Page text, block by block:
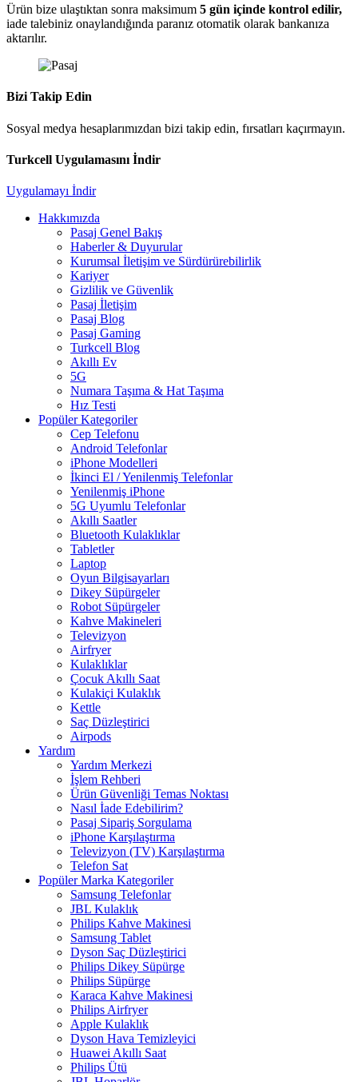
Ürün bize ulaştıktan sonra maksimum 5 gün içinde kontrol edilir,
iade talebiniz onaylandığında paranız otomatik olarak bankanıza
aktarılır.
Bizi Takip Edin
Sosyal medya hesaplarımızdan bizi takip edin, fırsatları kaçırmayın.
Turkcell Uygulamasını İndir
Uygulamayı İndir
Hakkımızda
Pasaj Genel Bakış
Haberler & Duyurular
Kurumsal İletişim ve Sürdürürebilirlik
Kariyer
Gizlilik ve Güvenlik
Pasaj İletişim
Pasaj Blog
Pasaj Gaming
Turkcell Blog
Akıllı Ev
5G
Numara Taşıma & Hat Taşıma
Hız Testi
Popüler Kategoriler
Cep Telefonu
Android Telefonlar
iPhone Modelleri
İkinci El / Yenilenmiş Telefonlar
Yenilenmiş iPhone
5G Uyumlu Telefonlar
Akıllı Saatler
Bluetooth Kulaklıklar
Tabletler
Laptop
Oyun Bilgisayarları
Dikey Süpürgeler
Robot Süpürgeler
Kahve Makineleri
Televizyon
Airfryer
Kulaklıklar
Çocuk Akıllı Saat
Kulakiçi Kulaklık
Kettle
Saç Düzleştirici
Airpods
Yardım
Yardım Merkezi
İşlem Rehberi
Ürün Güvenliği Temas Noktası
Nasıl İade Edebilirim?
Pasaj Sipariş Sorgulama
iPhone Karşılaştırma
Televizyon (TV) Karşılaştırma
Telefon Sat
Popüler Marka Kategoriler
Samsung Telefonlar
JBL Kulaklık
Philips Kahve Makinesi
Samsung Tablet
Dyson Saç Düzleştirici
Philips Dikey Süpürge
Philips Süpürge
Karaca Kahve Makinesi
Philips Airfryer
Apple Kulaklık
Dyson Hava Temizleyici
Huawei Akıllı Saat
Philips Ütü